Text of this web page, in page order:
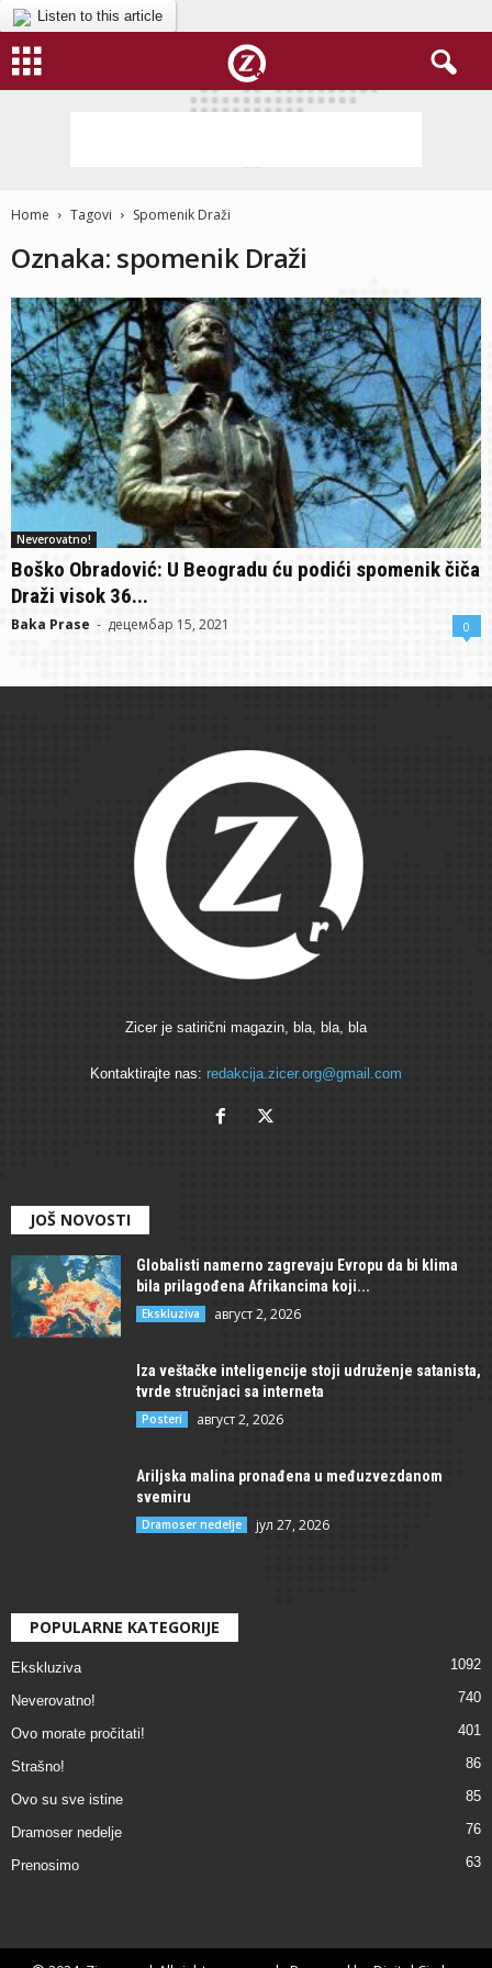
Listen to this article
Home Tagovi Spomenik Draži
Oznaka: spomenik Draži
Neverovatno!
Boško Obradović: U Beogradu ću podići spomenik čiča
Draži visok 36...
Baka Prase - децембар 15, 2021 0
Zicer je satirični magazin, bla, bla, bla
Kontaktirajte nas: redakcija.zicer.org@gmail.com
JOŠ NOVOSTI
Globalisti namerno zagrevaju Evropu da bi klima
bila prilagođena Afrikancima koji...
Ekskluziva август 2, 2026
Iza veštačke inteligencije stoji udruženje satanista,
tvrde stručnjaci sa interneta
Posteri август 2, 2026
Ariljska malina pronađena u međuzvezdanom
svemiru
Dramoser nedelje јул 27, 2026
POPULARNE KATEGORIJE
Ekskluziva 1092
Neverovatno! 740
Ovo morate pročitati! 401
Strašno! 86
Ovo su sve istine 85
Dramoser nedelje 76
Prenosimo 63